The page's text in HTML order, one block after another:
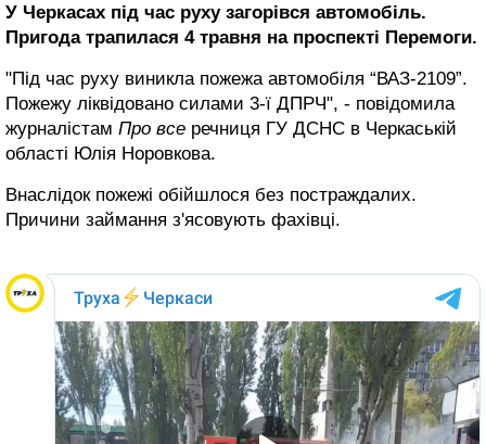
У Черкасах під час руху загорівся автомобіль.
Пригода трапилася 4 травня на проспекті Перемоги.
"Під час руху виникла пожежа автомобіля “ВАЗ-2109”.
Пожежу ліквідовано силами 3-ї ДПРЧ", - повідомила
журналістам Про все речниця ГУ ДСНС в Черкаській
області Юлія Норовкова.
Внаслідок пожежі обійшлося без постраждалих.
Причини займання з'ясовують фахівці.